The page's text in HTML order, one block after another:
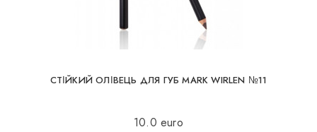
СТІЙКИЙ ОЛІВЕЦЬ ДЛЯ ГУБ MARK WIRLEN №11
10.0 euro